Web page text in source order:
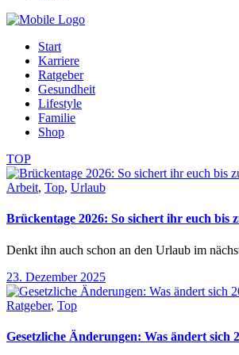
Start
Karriere
Ratgeber
Gesundheit
Lifestyle
Familie
Shop
TOP
Arbeit, Top, Urlaub
Brückentage 2026: So sichert ihr euch bis
Denkt ihn auch schon an den Urlaub im
23. Dezember 2025
Ratgeber, Top
Gesetzliche Änderungen: Was ändert sich